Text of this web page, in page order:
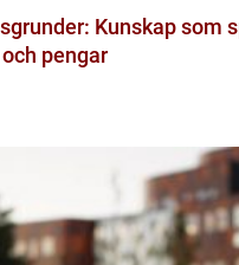
Kunskap som
pengar